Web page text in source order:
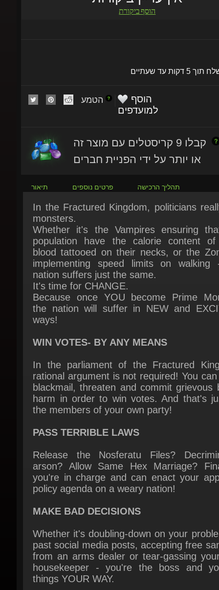
למועדפים
או יותר על ידי הפניית חברים
In the Fractured Kingdom, politicians
Whether it's the Vampires ensuring
population have the calorie content of
blood tattooed on their necks, or the
implementing speed limits on walking
nation suffers just the same.
It's time for CHANGE.
Because once YOU become Prime
the nation will suffer in NEW and
ways!
WIN VOTES- BY ANY MEANS
In the parliament of the Fractured
blackmail, threaten and commit grievous
harm in order to win votes. And that's
the members of your own party!
PASS TERRIBLE LAWS
Release the Nosferatu Files?
you're in charge and can enact your
policy agenda on a weary nation!
MAKE BAD DECISIONS
Whether it's doubling-down on your
from an arms dealer or tear-gassing your
housekeeper - you're the boss and
things YOUR WAY.
FIGHT HORRIBLE POLITICIANS